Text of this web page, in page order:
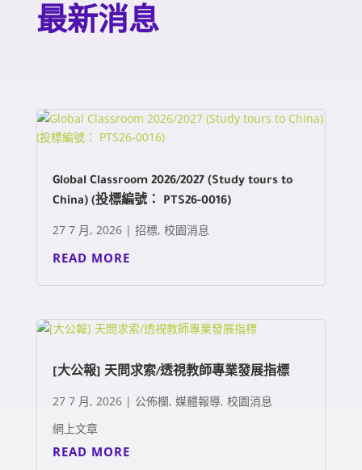
最新消息
Global Classroom 2026/2027 (Study tours to
China) (投標編號： PTS26-0016)
27 7 月, 2026| 招標, 校園消息
READ MORE
[大公報] 天問求索/透視教師專業發展指標
27 7 月, 2026| 公佈欄, 媒體報導, 校園消息
網上文章
READ MORE